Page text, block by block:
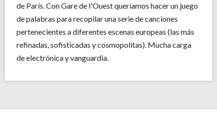
de París. Con Gare de l'Ouest queríamos hacer un juego
de palabras para recopilar una serie de canciones
pertenecientes a diferentes escenas europeas (las más
refinadas, sofisticadas y cosmopolitas). Mucha carga
de electrónica y vanguardia.